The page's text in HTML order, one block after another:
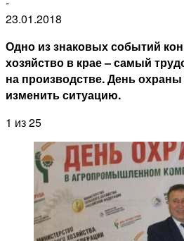
23.01.2018
Одно из знаковых событий
хозяйство в крае – самый
на производстве. День
изменить ситуацию.
1 из 25